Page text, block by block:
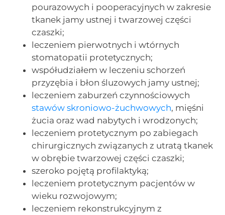
pourazowych i pooperacyjnych w zakresie
tkanek jamy ustnej i twarzowej części
czaszki;
leczeniem pierwotnych i wtórnych
stomatopatii protetycznych;
współudziałem w leczeniu schorzeń
przyzębia i błon śluzowych jamy ustnej;
leczeniem zaburzeń czynnościowych
stawów skroniowo-żuchwowych, mięśni
żucia oraz wad nabytych i wrodzonych;
leczeniem protetycznym po zabiegach
chirurgicznych związanych z utratą tkanek
w obrębie twarzowej części czaszki;
szeroko pojętą profilaktyką;
leczeniem protetycznym pacjentów w
wieku rozwojowym;
leczeniem rekonstrukcyjnym z